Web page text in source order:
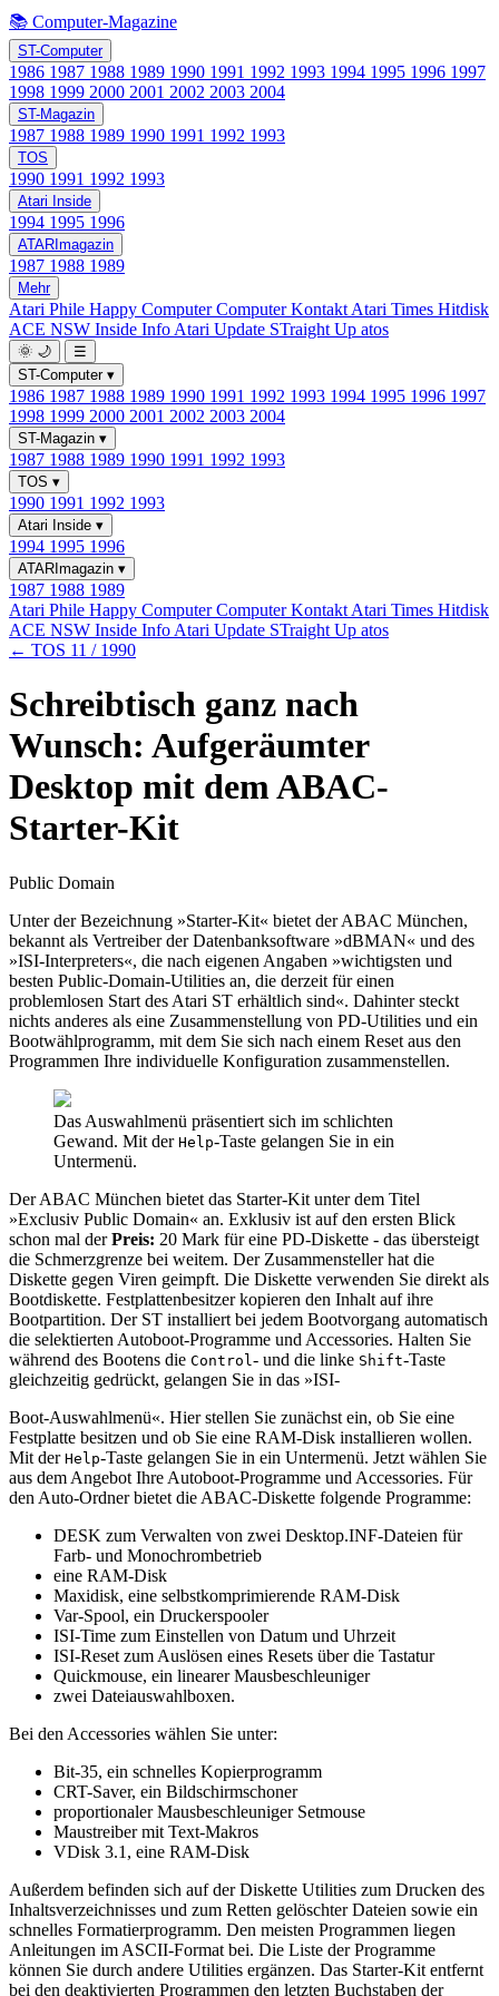
📚 Computer-Magazine
ST-Computer
1986 1987 1988 1989 1990 1991 1992 1993 1994 1995 1996 1997
1998 1999 2000 2001 2002 2003 2004
ST-Magazin
1987 1988 1989 1990 1991 1992 1993
TOS
1990 1991 1992 1993
Atari Inside
1994 1995 1996
ATARImagazin
1987 1988 1989
Mehr
Atari Phile Happy ComputerComputer Kontakt Atari Times Hitdisk
ACE NSW Inside Info Atari Update STraight Up atos
🌞 🌙
☰
ST-Computer ▾
1986 1987 1988 1989 1990 1991 1992 1993 1994 1995 1996 1997
1998 1999 2000 2001 2002 2003 2004
ST-Magazin ▾
1987 1988 1989 1990 1991 1992 1993
TOS ▾
1990 1991 1992 1993
Atari Inside ▾
1994 1995 1996
ATARImagazin ▾
1987 1988 1989
Atari Phile Happy ComputerComputer Kontakt Atari Times Hitdisk
ACE NSW Inside Info Atari Update STraight Up atos
← TOS 11 / 1990
Schreibtisch ganz nach
Wunsch: Aufgeräumter
Desktop mit dem ABAC-
Starter-Kit
Public Domain
Unter der Bezeichnung »Starter-Kit« bietet der ABAC München,
bekannt als Vertreiber der Datenbanksoftware »dBMAN« und des
»ISI-Interpreters«, die nach eigenen Angaben »wichtigsten und
besten Public-Domain-Utilities an, die derzeit für einen
problemlosen Start des Atari ST erhältlich sind«. Dahinter steckt
nichts anderes als eine Zusammenstellung von PD-Utilities und ein
Bootwählprogramm, mit dem Sie sich nach einem Reset aus den
Programmen Ihre individuelle Konfiguration zusammenstellen.
Das Auswahlmenü präsentiert sich im schlichten
Gewand. Mit der Help-Taste gelangen Sie in ein
Untermenü.
Der ABAC München bietet das Starter-Kit unter dem Titel
»Exclusiv Public Domain« an. Exklusiv ist auf den ersten Blick
schon mal derPreis: 20 Mark für eine PD-Diskette - das übersteigt
die Schmerzgrenze bei weitem. Der Zusammensteller hat die
Diskette gegen Viren geimpft. Die Diskette verwenden Sie direkt als
Bootdiskette. Festplattenbesitzer kopieren den Inhalt auf ihre
Bootpartition. Der ST installiert bei jedem Bootvorgang automatisch
die selektierten Autoboot-Programme und Accessories. Halten Sie
während des Bootens die Control - und die linke Shift-Taste
gleichzeitig gedrückt, gelangen Sie in das »ISI-
Boot-Auswahlmenü«. Hier stellen Sie zunächst ein, ob Sie eine
Festplatte besitzen und ob Sie eine RAM-Disk installieren wollen.
Mit der Help-Taste gelangen Sie in ein Untermenü. Jetzt wählen Sie
aus dem Angebot Ihre Autoboot-Programme und Accessories. Für
den Auto-Ordner bietet die ABAC-Diskette folgende Programme:
DESK zum Verwalten von zwei Desktop.INF-Dateien für
Farb- und Monochrombetrieb
eine RAM-Disk
Maxidisk, eine selbstkomprimierende RAM-Disk
Var-Spool, ein Druckerspooler
ISI-Time zum Einstellen von Datum und Uhrzeit
ISI-Reset zum Auslösen eines Resets über die Tastatur
Quickmouse, ein linearer Mausbeschleuniger
zwei Dateiauswahlboxen.
Bei den Accessories wählen Sie unter:
Bit-35, ein schnelles Kopierprogramm
CRT-Saver, ein Bildschirmschoner
proportionaler Mausbeschleuniger Setmouse
Maustreiber mit Text-Makros
VDisk 3.1, eine RAM-Disk
Außerdem befinden sich auf der Diskette Utilities zum Drucken des
Inhaltsverzeichnisses und zum Retten gelöschter Dateien sowie ein
schnelles Formatierprogramm. Den meisten Programmen liegen
Anleitungen im ASCII-Format bei. Die Liste der Programme
können Sie durch andere Utilities ergänzen. Das Starter-Kit entfernt
bei den deaktivierten Programmen den letzten Buchstaben der